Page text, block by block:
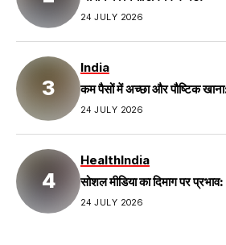
24 JULY 2026
India
कम पैसों में अच्छा और पौष्टिक
24 JULY 2026
HealthIndia
सोशल मीडिया का दिमाग पर प्रभाव:
24 JULY 2026